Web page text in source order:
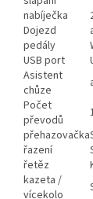
nabíječka
Dojezd
pedály
USB port
Asistent
chůze
Počet
převodů
přehazovačka
řazení
řetěz
kazeta /
vícekolo